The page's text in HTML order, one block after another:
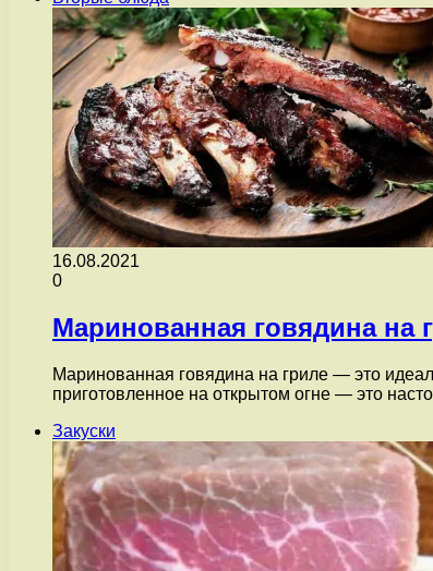
16.08.2021
0
Маринованная говядина на
Маринованная говядина на гриле — это
приготовленное на открытом огне — это
Закуски